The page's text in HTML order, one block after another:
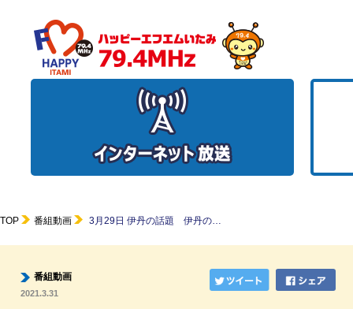
TOP 番組動画 3月29日 伊丹の話題 伊丹の…
番組動画
2021.3.31